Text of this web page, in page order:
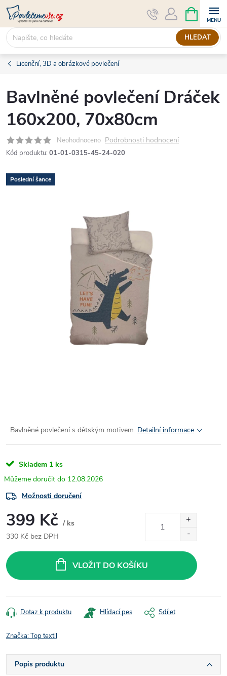
Přejít
obsah
HLEDAT
NÁKUPNÍ
KOŠÍK
Licenční, 3D a obrázkové povlečení
Bavlněné povlečení Dráček
160x200, 70x80cm
Neohodnoceno Podrobnosti hodnocení
Kód produktu: 01-01-0315-45-24-020
Poslední šance
Bavlněné povlečení s dětským motivem. Detailní informace
Skladem 1 ks
12.08.2026
Možnosti doručení
399 Kč / ks
330 Kč bez DPH
cena:
VLOŽIT DO KOŠÍKU
Dotaz k produktu Hlídací pes Sdílet
Značka:Top textil
Popis produktu